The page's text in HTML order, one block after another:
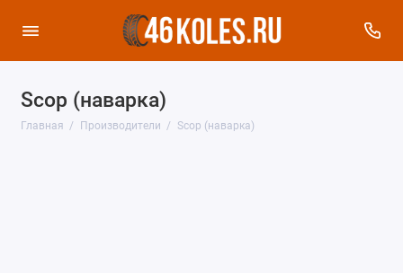
Scop (наварка)
Главная Производители Scop (наварка)